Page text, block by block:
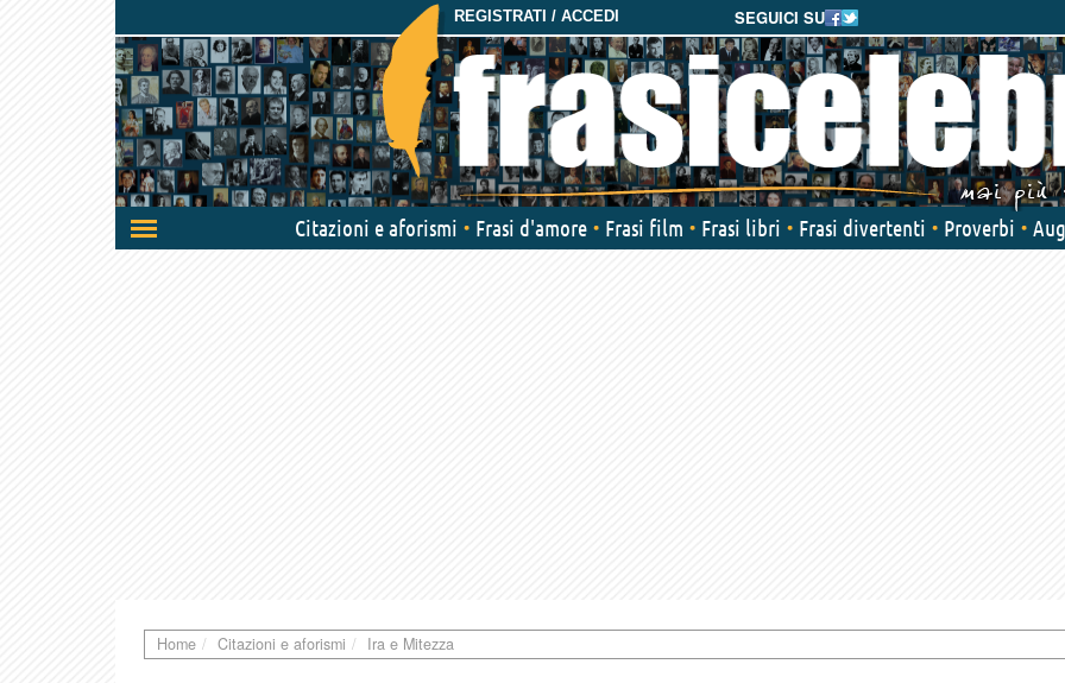
SEGUICI SU
REGISTRATI / ACCEDI
Attiva/disattiva
navigazione
Citazioni e aforismi Frasi d'amore Frasi film Frasi libri Frasi divertenti Proverbi
Home Citazioni e aforismi Ira e Mitezza